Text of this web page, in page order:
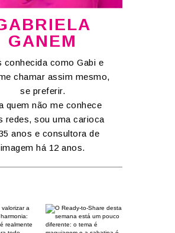
GANEM
conhecida como Gabi e
chamar assim mesmo,
se preferir.
quem não me conhece
redes, sou uma carioca
anos e consultora de
imagem há 12 anos.